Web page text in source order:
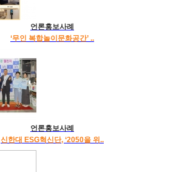
언론홍보사례
‘무인 복합놀이문화공간’ ..
언론홍보사례
신한대 ESG혁신단, ‘2050을 위..